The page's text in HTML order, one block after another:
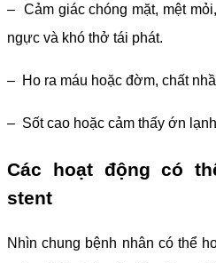
– Cảm giác chóng mặt, mệt
ngực và khó thở tái phát.
– Ho ra máu hoặc đờm, chất
– Sốt cao hoặc cảm thấy ớn lạnh
Các hoạt động có
stent
Nhìn chung bệnh nhân có thể